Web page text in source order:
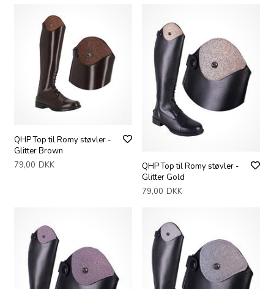
QHP Top til Romy støvler -
Glitter Brown
79,00 DKK
QHP Top til Romy støvler -
Glitter Gold
79,00 DKK